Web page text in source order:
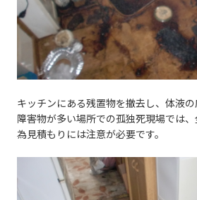
キッチンにある残置物を撤去し、体液の
障害物が多い場所での孤独死現場では
為見積もりには注意が必要です。